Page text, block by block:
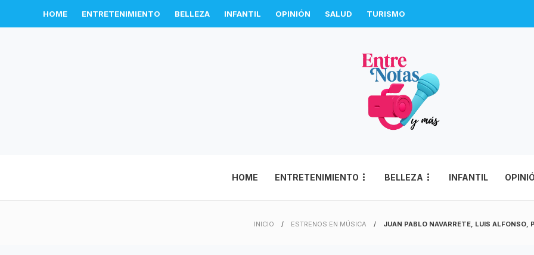
HOME ENTRETENIMIENTO BELLEZA INFANTIL OPINIÓN SALUD TURISMO
HOME ENTRETENIMIENTO BELLEZA INFANTIL
INICIO ESTRENOS EN MÚSICA JUAN PABLO NAVARRETE, LUIS ALFONSO,